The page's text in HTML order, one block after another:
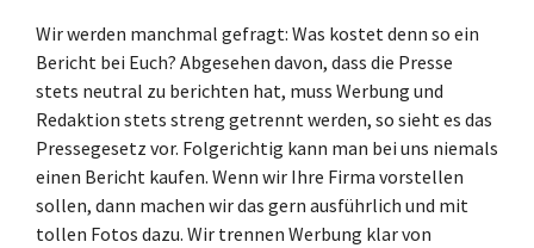
Wir werden manchmal gefragt: Was kostet denn so ein
Bericht bei Euch? Abgesehen davon, dass die Presse
stets neutral zu berichten hat, muss Werbung und
Redaktion stets streng getrennt werden, so sieht es das
Pressegesetz vor. Folgerichtig kann man bei uns niemals
einen Bericht kaufen. Wenn wir Ihre Firma vorstellen
sollen, dann machen wir das gern ausführlich und mit
tollen Fotos dazu. Wir trennen Werbung klar von